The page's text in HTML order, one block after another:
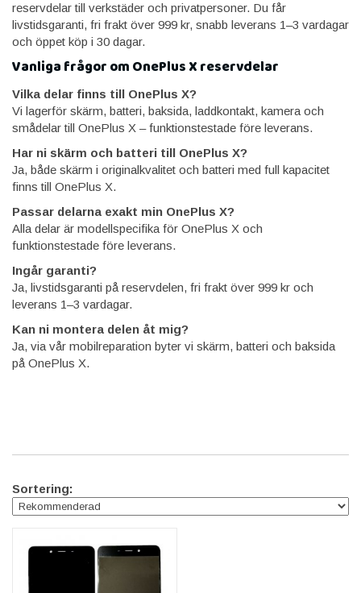
reservdelar till verkstäder och privatpersoner. Du får
livstidsgaranti, fri frakt över 999 kr, snabb leverans 1–3 vardagar
och öppet köp i 30 dagar.
Vanliga frågor om OnePlus X reservdelar
Vilka delar finns till OnePlus X?
Vi lagerför skärm, batteri, baksida, laddkontakt, kamera och
smådelar till OnePlus X – funktionstestade före leverans.
Har ni skärm och batteri till OnePlus X?
Ja, både skärm i originalkvalitet och batteri med full kapacitet
finns till OnePlus X.
Passar delarna exakt min OnePlus X?
Alla delar är modellspecifika för OnePlus X och
funktionstestade före leverans.
Ingår garanti?
Ja, livstidsgaranti på reservdelen, fri frakt över 999 kr och
leverans 1–3 vardagar.
Kan ni montera delen åt mig?
Ja, via vår mobilreparation byter vi skärm, batteri och baksida
på OnePlus X.
Sortering: